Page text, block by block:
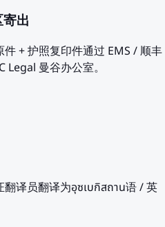
出
+ 护照复印件通过 EMS / 顺丰
Legal 曼谷办公室。
译员翻译为อุซเบกิสถาน语 / 英